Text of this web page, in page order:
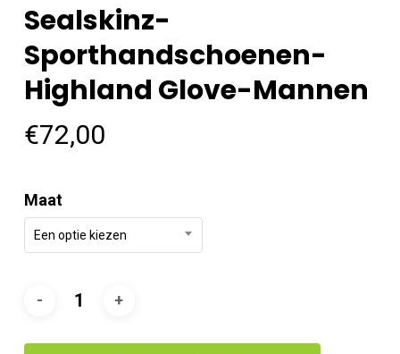
Sealskinz-
Sporthandschoenen-
Highland Glove-Mannen
€72,00
Maat
Een optie kiezen